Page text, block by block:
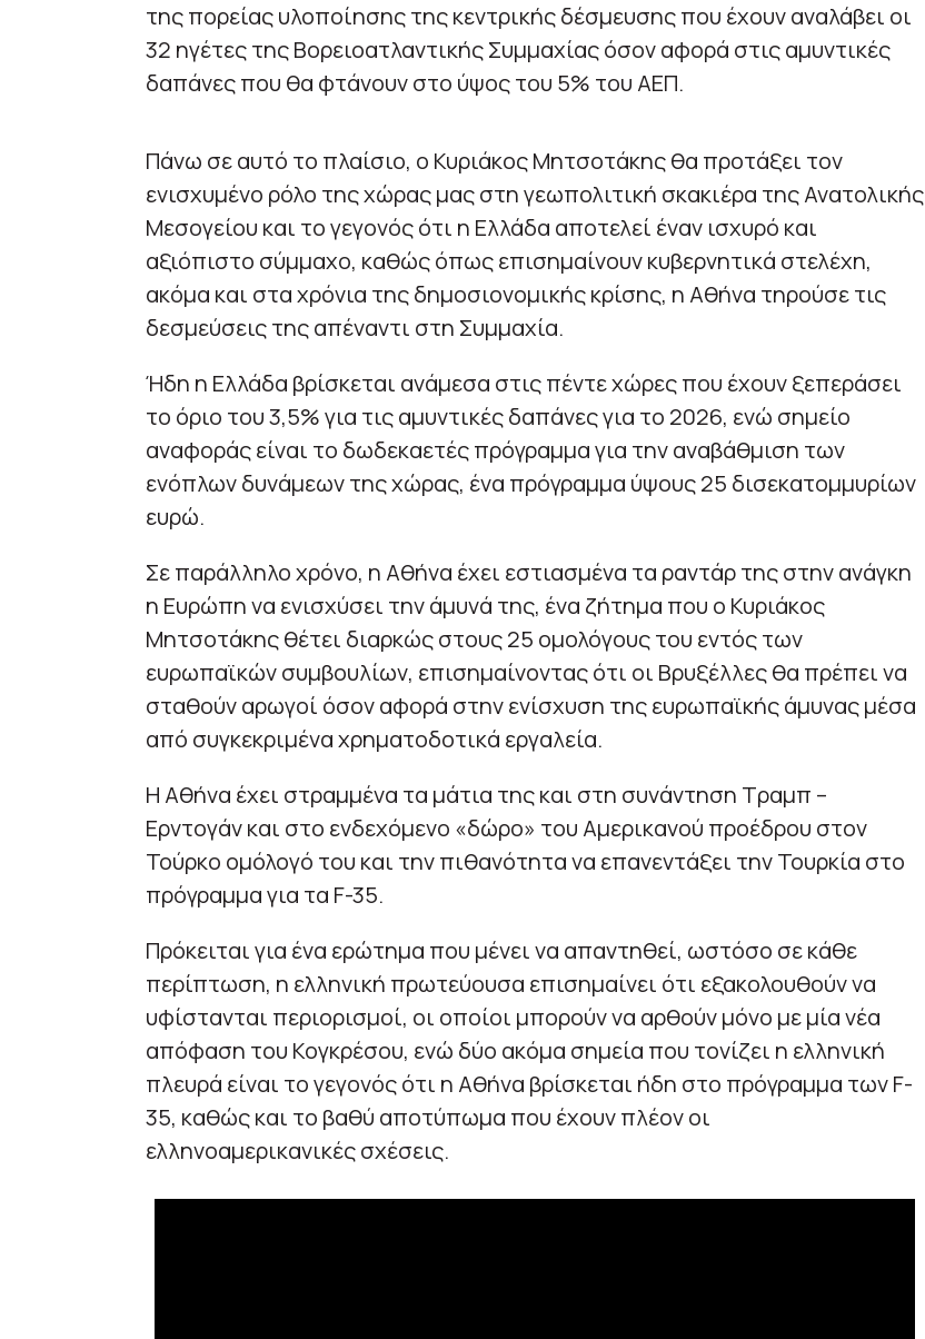
της πορείας υλοποίησης της κεντρικής δέσμευσης που έχουν αναλάβει οι
32 ηγέτες της Βορειοατλαντικής Συμμαχίας όσον αφορά στις αμυντικές
δαπάνες που θα φτάνουν στο ύψος του 5% του ΑΕΠ.
Πάνω σε αυτό το πλαίσιο, ο Κυριάκος Μητσοτάκης θα προτάξει τον
ενισχυμένο ρόλο της χώρας μας στη γεωπολιτική σκακιέρα της Ανατολικής
Μεσογείου και το γεγονός ότι η Ελλάδα αποτελεί έναν ισχυρό και
αξιόπιστο σύμμαχο, καθώς όπως επισημαίνουν κυβερνητικά στελέχη,
ακόμα και στα χρόνια της δημοσιονομικής κρίσης, η Αθήνα τηρούσε τις
δεσμεύσεις της απέναντι στη Συμμαχία.
Ήδη η Ελλάδα βρίσκεται ανάμεσα στις πέντε χώρες που έχουν ξεπεράσει
το όριο του 3,5% για τις αμυντικές δαπάνες για το 2026, ενώ σημείο
αναφοράς είναι το δωδεκαετές πρόγραμμα για την αναβάθμιση των
ενόπλων δυνάμεων της χώρας, ένα πρόγραμμα ύψους 25 δισεκατομμυρίων
ευρώ.
Σε παράλληλο χρόνο, η Αθήνα έχει εστιασμένα τα ραντάρ της στην ανάγκη
η Ευρώπη να ενισχύσει την άμυνά της, ένα ζήτημα που ο Κυριάκος
Μητσοτάκης θέτει διαρκώς στους 25 ομολόγους του εντός των
ευρωπαϊκών συμβουλίων, επισημαίνοντας ότι οι Βρυξέλλες θα πρέπει να
σταθούν αρωγοί όσον αφορά στην ενίσχυση της ευρωπαϊκής άμυνας μέσα
από συγκεκριμένα χρηματοδοτικά εργαλεία.
Η Αθήνα έχει στραμμένα τα μάτια της και στη συνάντηση Τραμπ –
Ερντογάν και στο ενδεχόμενο «δώρο» του Αμερικανού προέδρου στον
Τούρκο ομόλογό του και την πιθανότητα να επανεντάξει την Τουρκία στο
πρόγραμμα για τα F-35.
Πρόκειται για ένα ερώτημα που μένει να απαντηθεί, ωστόσο σε κάθε
περίπτωση, η ελληνική πρωτεύουσα επισημαίνει ότι εξακολουθούν να
υφίστανται περιορισμοί, οι οποίοι μπορούν να αρθούν μόνο με μία νέα
απόφαση του Κογκρέσου, ενώ δύο ακόμα σημεία που τονίζει η ελληνική
πλευρά είναι το γεγονός ότι η Αθήνα βρίσκεται ήδη στο πρόγραμμα των F-
35, καθώς και το βαθύ αποτύπωμα που έχουν πλέον οι
ελληνοαμερικανικές σχέσεις.